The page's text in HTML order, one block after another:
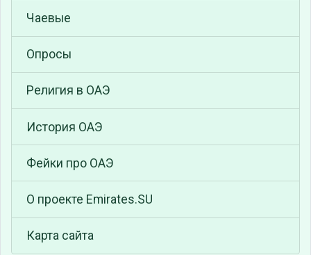
Чаевые
Опросы
Религия в ОАЭ
История ОАЭ
Фейки про ОАЭ
О проекте Emirates.SU
Карта сайта